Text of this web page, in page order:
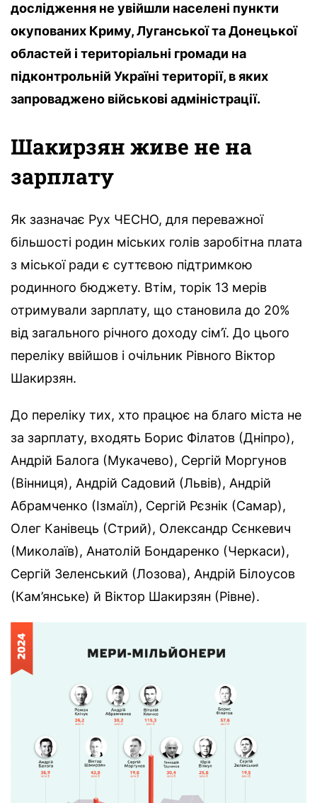
дослідження не увійшли населені пункти
окупованих Криму, Луганської та Донецької
областей і територіальні громади на
підконтрольній Україні території, в яких
запроваджено військові адміністрації.
Шакирзян живе не на
зарплату
Як зазначає Рух ЧЕСНО, для переважної
більшості родин міських голів заробітна плата
з міської ради є суттєвою підтримкою
родинного бюджету. Втім, торік 13 мерів
отримували зарплату, що становила до 20%
від загального річного доходу сім’ї. До цього
переліку ввійшов і очільник Рівного Віктор
Шакирзян.
До переліку тих, хто працює на благо міста не
за зарплату, входять Борис Філатов (Дніпро),
Андрій Балога (Мукачево), Сергій Моргунов
(Вінниця), Андрій Садовий (Львів), Андрій
Абрамченко (Ізмаїл), Сергій Рєзнік (Самар),
Олег Канівець (Стрий), Олександр Сєнкевич
(Миколаїв), Анатолій Бондаренко (Черкаси),
Сергій Зеленський (Лозова), Андрій Білоусов
(Кам’янське) й Віктор Шакирзян (Рівне).